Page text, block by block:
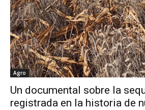
Agro
Un documental sobre la
registrada en la historia de